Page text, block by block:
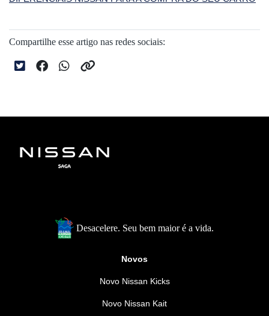
Compartilhe esse artigo nas redes sociais:
Desacelere. Seu bem maior é a vida.
Novos
Novo Nissan Kicks
Novo Nissan Kait